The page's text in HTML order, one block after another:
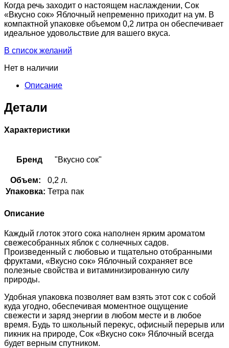
Когда речь заходит о настоящем наслаждении, Сок
«Вкусно сок» Яблочный непременно приходит на ум. В
компактной упаковке объемом 0,2 литра он обеспечивает
идеальное удовольствие для вашего вкуса.
В список желаний
Нет в наличии
Описание
Детали
Характеристики
Бренд "Вкусно сок"
Объем:
0,2 л.
Упаковка: Тетра пак
Описание
Каждый глоток этого сока наполнен ярким ароматом
свежесобранных яблок с солнечных садов.
Произведенный с любовью и тщательно отобранными
фруктами, «Вкусно сок» Яблочный сохраняет все
полезные свойства и витаминизированную силу
природы.
Удобная упаковка позволяет вам взять этот сок с собой
куда угодно, обеспечивая моментное ощущение
свежести и заряд энергии в любом месте и в любое
время. Будь то школьный перекус, офисный перерыв или
пикник на природе, Сок «Вкусно сок» Яблочный всегда
будет верным спутником.